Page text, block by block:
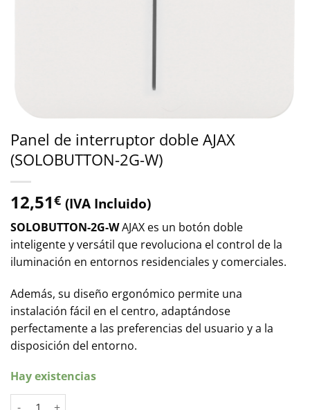
Panel de interruptor doble AJAX
(SOLOBUTTON-2G-W)
12,51€ (IVA Incluido)
SOLOBUTTON-2G-WAJAX es un botón doble
inteligente y versátil que revoluciona el control de la
iluminación en entornos residenciales y comerciales.
Además, su diseño ergonómico permite una
instalación fácil en el centro, adaptándose
perfectamente a las preferencias del usuario y a la
disposición del entorno.
Hay existencias
Panel de interruptor doble AJAX (SOLOBUTTON-2G-W)